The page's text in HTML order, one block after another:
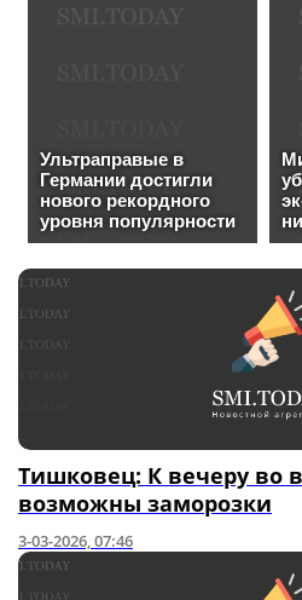
Тишковец: К вечеру во
возможны заморозки
3-03-2026, 07:46